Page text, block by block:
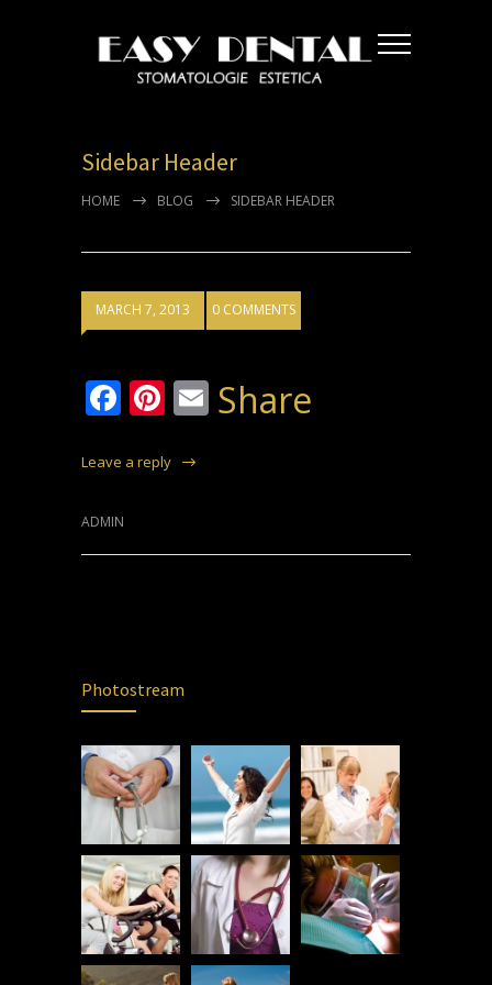
Sidebar Header
HOME BLOG SIDEBAR HEADER
MARCH 7, 2013 0 COMMENTS
Facebook
Pinterest
Email
Share
Leave a reply
ADMIN
Photostream